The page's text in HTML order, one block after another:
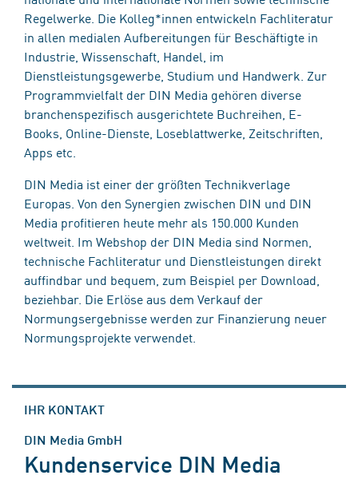
Regelwerke. Die Kolleg*innen entwickeln Fachliteratur
in allen medialen Aufbereitungen für Beschäftigte in
Industrie, Wissenschaft, Handel, im
Dienstleistungsgewerbe, Studium und Handwerk. Zur
Programmvielfalt der DIN Media gehören diverse
branchenspezifisch ausgerichtete Buchreihen, E-
Books, Online-Dienste, Loseblattwerke, Zeitschriften,
Apps etc.
DIN Media ist einer der größten Technikverlage
Europas. Von den Synergien zwischen DIN und DIN
Media profitieren heute mehr als 150.000 Kunden
weltweit. Im Webshop der DIN Media sind Normen,
technische Fachliteratur und Dienstleistungen direkt
auffindbar und bequem, zum Beispiel per Download,
beziehbar. Die Erlöse aus dem Verkauf der
Normungsergebnisse werden zur Finanzierung neuer
Normungsprojekte verwendet.
IHR KONTAKT
DIN Media GmbH
Kundenservice DIN Media